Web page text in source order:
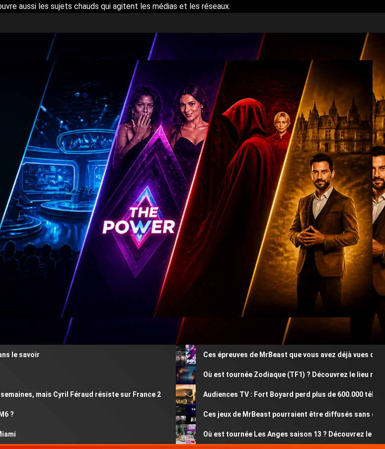
aussi les sujets chauds qui agitent les médias et les réseaux.
savoir
mais Cyril Féraud résiste sur France 2
Ces épreuves de MrBeast que vous avez déjà vues dans
Où est tournée Zodiaque (TF1) ? Découvrez le lieu réel du
Audiences TV : Fort Boyard perd plus de 600.000
Ces jeux de MrBeast pourraient être diffusés sans
Où est tournée Les Anges saison 13 ? Découvrez le lieu